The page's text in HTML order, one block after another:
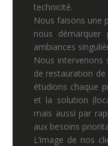
technicité.
Nous faisons une
nous
ambiances
Nous intervenons
de restauration
étudions chaque
et la solution
mais aussi par
aux besoins
L’image de nos